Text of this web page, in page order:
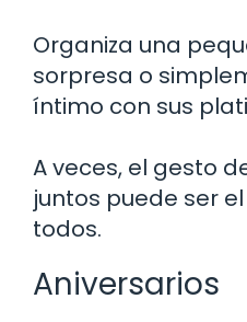
Organiza una
sorpresa o
íntimo con sus
A veces, el gesto
juntos puede ser
todos.
Aniversarios